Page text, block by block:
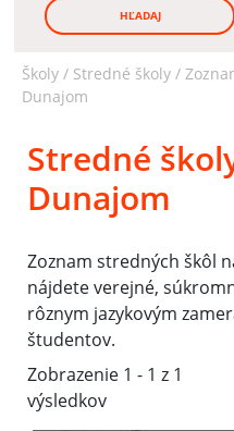
HĽADAJ
Školy / Stredné školy /
Dunajom
Stredné
Dunajom
Zoznam stredných škôl
nájdete verejné,
rôznym jazykovým
študentov.
Zobrazenie 1 - 1 z 1
výsledkov